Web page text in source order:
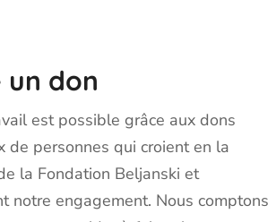
un don
est possible grâce aux dons
de personnes qui croient en la
la Fondation Beljanski et
notre engagement. Nous comptons